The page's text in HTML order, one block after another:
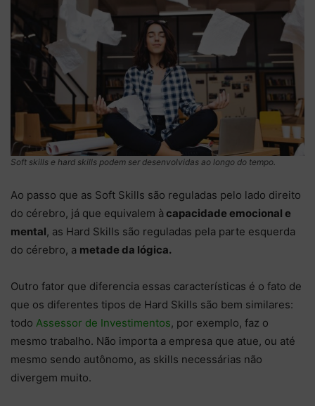
Soft skills e hard skills podem ser desenvolvidas ao longo do tempo.
Ao passo que as Soft Skills são reguladas pelo lado direito
do cérebro, já que equivalem à capacidade emocional e
mental, as Hard Skills são reguladas pela parte esquerda
do cérebro, a metade da lógica.
Outro fator que diferencia essas características é o fato de
que os diferentes tipos de Hard Skills são bem similares:
todo Assessor de Investimentos, por exemplo, faz o
mesmo trabalho. Não importa a empresa que atue, ou até
mesmo sendo autônomo, as skills necessárias não
divergem muito.